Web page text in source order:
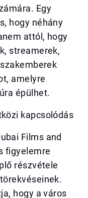
Egy
hogy néhány
attól, hogy
streamerek,
amelyre
épülhet.
kapcsolódás
Films and
figyelemre
részvétele
hogy a város